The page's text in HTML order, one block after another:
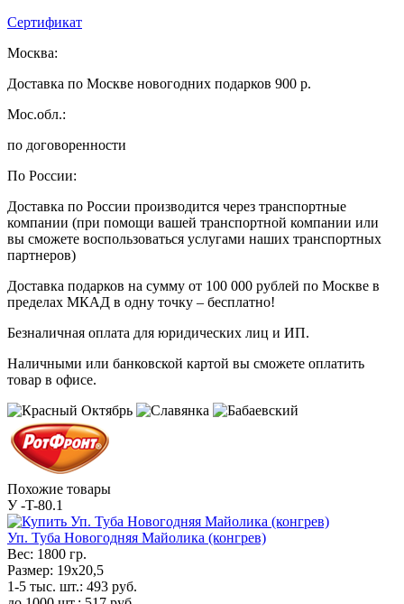
Сертификат
Москва:
Доставка по Москве новогодних подарков 900 р.
Мос.обл.:
по договоренности
По России:
Доставка по России производится через транспортные
компании (при помощи вашей транспортной компании или
вы сможете воспользоваться услугами наших транспортных
партнеров)
Доставка подарков на сумму от 100 000 рублей по Москве в
пределах МКАД в одну точку – бесплатно!
Безналичная оплата для юридических лиц и ИП.
Наличными или банковской картой вы сможете оплатить
товар в офисе.
Похожие товары
У -T-80.1
Уп. Туба Новогодняя Майолика (конгрев)
Вес: 1800 гр.
Размер: 19x20,5
1-5 тыс. шт.: 493 руб.